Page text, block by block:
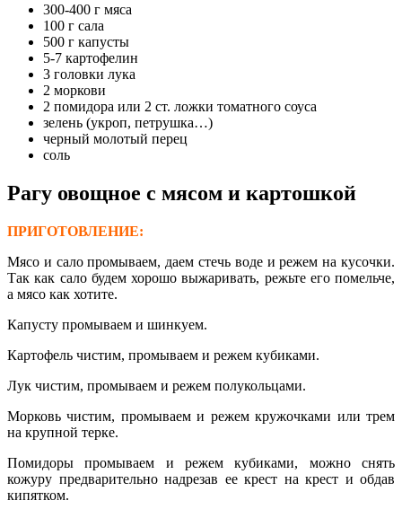
300-400 г мяса
100 г сала
500 г капусты
5-7 картофелин
3 головки лука
2 моркови
2 помидора или 2 ст. ложки томатного соуса
зелень (укроп, петрушка…)
черный молотый перец
соль
Рагу овощное с мясом и картошкой
ПРИГОТОВЛЕНИЕ:
Мясо и сало промываем, даем стечь воде и режем на кусочки.
Так как сало будем хорошо выжаривать, режьте его помельче,
а мясо как хотите.
Капусту промываем и шинкуем.
Картофель чистим, промываем и режем кубиками.
Лук чистим, промываем и режем полукольцами.
Морковь чистим, промываем и режем кружочками или трем
на крупной терке.
Помидоры промываем и режем кубиками, можно снять
кожуру предварительно надрезав ее крест на крест и обдав
кипятком.